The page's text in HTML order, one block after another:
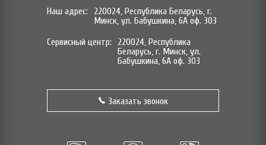
Наш адрес:
220024, Республика Беларусь, г.
Минск, ул. Бабушкина, 6А оф. 303
Сервисный центр:
220024, Республика
Беларусь, г. Минск, ул.
Бабушкина, 6А оф. 303
Заказать звонок